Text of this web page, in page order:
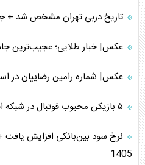
تاریخ دربی تهران مشخص شد +
عکس| خیار طلایی؛ عجیب‌ترین
عکس| شماره رامین رضاییان در
نرخ سود بین‌بانکی افزایش یافت
1405